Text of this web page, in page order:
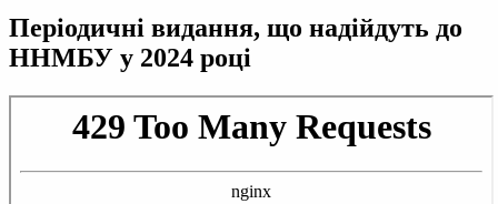
Періодичні видання, що надійдуть до
ННМБУ у 2024 році